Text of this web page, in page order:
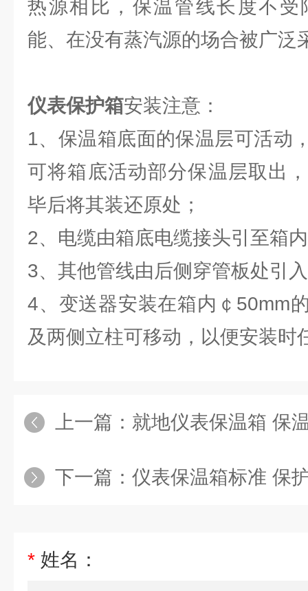
热源相比，保温管线长度不受
能、在没有蒸汽源的场合被广泛
仪表保护箱安装注意：
1、保温箱底面的保温层可活动
可将箱底活动部分保温层取出
毕后将其装还原处；
2、电缆由箱底电缆接头引至箱
3、其他管线由后侧穿管板处引
4、变送器安装在箱内￠50mm
及两侧立柱可移动，以便安装时
上一篇： 就地仪表保温箱 保
下一篇： 仪表保温箱标准 保
* 姓名：